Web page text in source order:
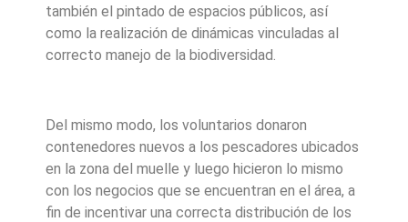
también el pintado de espacios públicos, así
como la realización de dinámicas vinculadas al
correcto manejo de la biodiversidad.
Del mismo modo, los voluntarios donaron
contenedores nuevos a los pescadores ubicados
en la zona del muelle y luego hicieron lo mismo
con los negocios que se encuentran en el área, a
fin de incentivar una correcta distribución de los